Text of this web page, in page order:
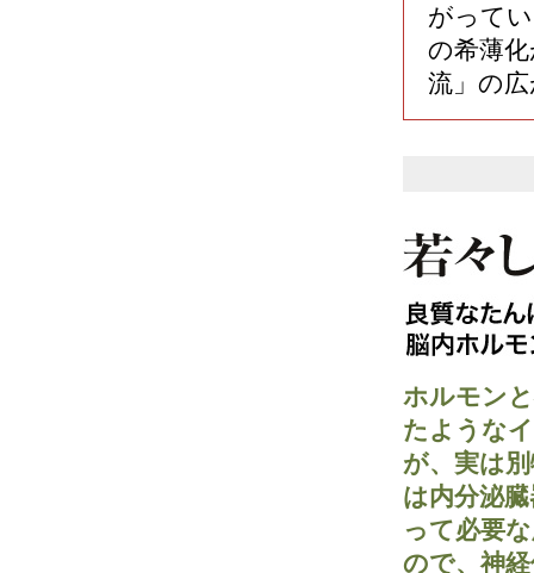
がって
の希薄
流」の
ホルモン
たような
が、実は
は内分泌
って必要
ので、神